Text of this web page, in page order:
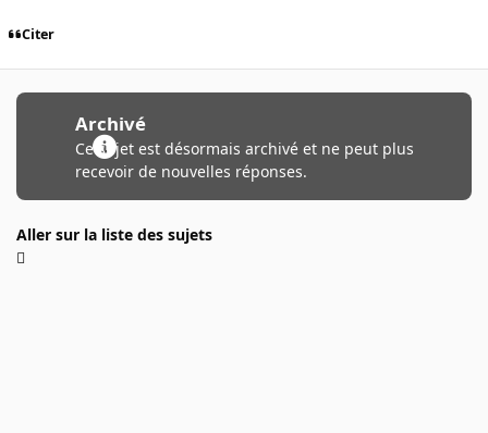
Citer
Archivé
Ce sujet est désormais archivé et ne peut plus
recevoir de nouvelles réponses.
Aller sur la liste des sujets